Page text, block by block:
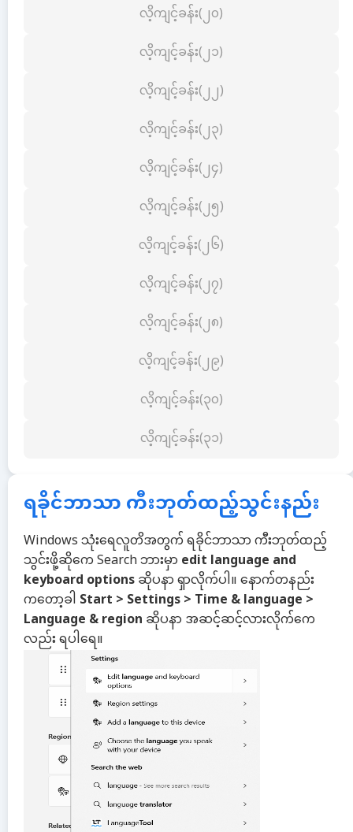
လိ့ကျင့်ခန်း(၂၀)
လိ့ကျင့်ခန်း(၂၁)
လိ့ကျင့်ခန်း(၂၂)
လိ့ကျင့်ခန်း(၂၃)
လိ့ကျင့်ခန်း(၂၄)
လိ့ကျင့်ခန်း(၂၅)
လိ့ကျင့်ခန်း(၂၆)
လိ့ကျင့်ခန်း(၂၇)
လိ့ကျင့်ခန်း(၂၈)
လိ့ကျင့်ခန်း(၂၉)
လိ့ကျင့်ခန်း(၃၀)
လိ့ကျင့်ခန်း(၃၁)
ရခိုင်ဘာသာ ကီးဘုတ်ထည့်သွင်းနည်း
Windows သုံးရေလူတိအတွက် ရခိုင်ဘာသာ ကီးဘုတ်ထည့်
သွင်းဖို့ဆိုကေ Search ဘားမှာedit language and
keyboard optionsဆိုပနာ ရှာလိုက်ပါ။ နောက်တနည်း
ကတော့ခါStart > Settings > Time & language >
Language & regionဆိုပနာ အဆင့်ဆင့်လားလိုက်ကေ
လည်း ရပါရေ။